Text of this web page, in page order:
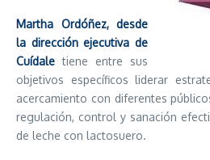
Martha Ordóñez, desde
la dirección ejecutiva de
Cuídale tiene entre sus
objetivos específicos liderar
acercamiento con diferentes
regulación, control y sanación
de leche con lactosuero.